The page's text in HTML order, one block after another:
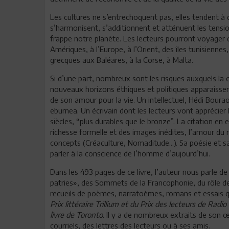
Les cultures ne s’entrechoquent pas, elles tendent
s’harmonisent, s’additionnent et atténuent les
frappe notre planète. Les lecteurs pourront voyager
Amériques, à l’Europe, à l’Orient, des îles
grecques aux Baléares, à la Corse, à Malta.
Si d’une part, nombreux sont les risques auxquels
nouveaux horizons éthiques et politiques
de son amour pour la vie. Un intellectuel, Hédi
eburnea. Un écrivain dont les lecteurs vont
siècles, “plus durables que le bronze”. La citation
richesse formelle et des images inédites, l’amour
concepts (Créaculture, Nomaditude...). Sa poésie
parler à la conscience de l’homme d’aujourd’hui.
Dans les 493 pages de ce livre, l’auteur nous parle
patries», des Sommets de la Francophonie, du rôle
recueils de poèmes, narratoèmes, romans et essais
Prix littéraire Trillium et du Prix des lecteurs de
livre de Toronto. Il y a de nombreux extraits de son
courriels, des lettres des lecteurs ou à ses amis.